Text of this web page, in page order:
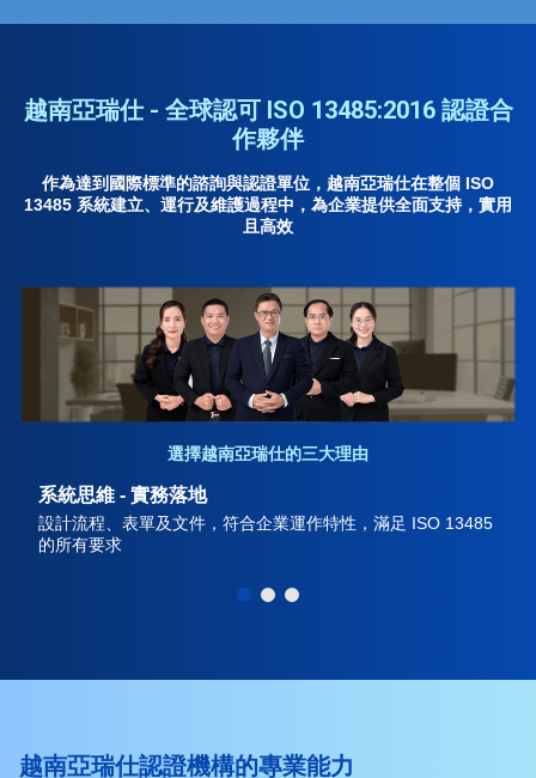
越南亞瑞仕 - 全球認可 ISO 13485:2016 認證合
作夥伴
作為達到國際標準的諮詢與認證單位，越南亞瑞仕在整個 ISO
13485 系統建立、運行及維護過程中，為企業提供全面支持，實用
且高效
選擇越南亞瑞仕的三大理由
系統思維 - 實務落地
設計流程、表單及文件，符合企業運作特性，滿足 ISO 13485
的所有要求
越南亞瑞仕認證機構的專業能力